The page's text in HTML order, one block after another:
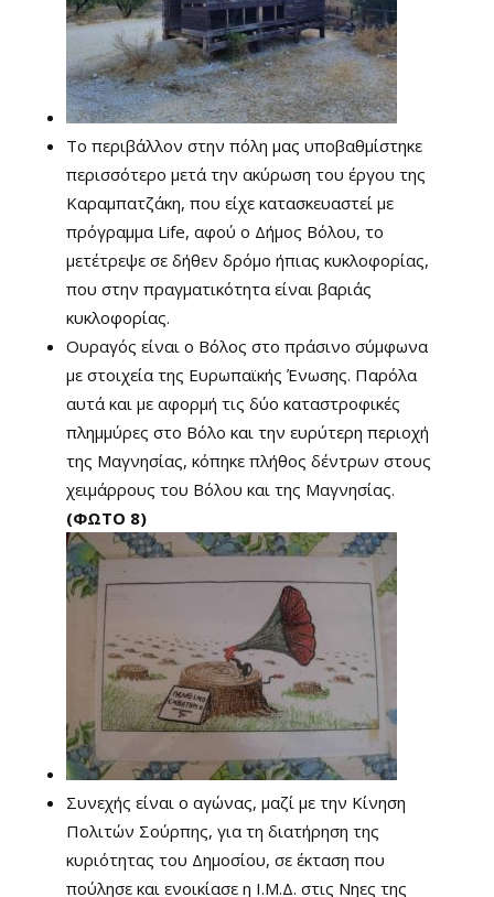
Το περιβάλλον στην πόλη μας υποβαθμίστηκε
περισσότερο μετά την ακύρωση του έργου της
Καραμπατζάκη, που είχε κατασκευαστεί με
πρόγραμμα Life, αφού ο Δήμος Βόλου, το
μετέτρεψε σε δήθεν δρόμο ήπιας κυκλοφορίας,
που στην πραγματικότητα είναι βαριάς
κυκλοφορίας.
Ουραγός είναι ο Βόλος στο πράσινο σύμφωνα
με στοιχεία της Ευρωπαϊκής Ένωσης. Παρόλα
αυτά και με αφορμή τις δύο καταστροφικές
πλημμύρες στο Βόλο και την ευρύτερη περιοχή
της Μαγνησίας, κόπηκε πλήθος δέντρων στους
χειμάρρους του Βόλου και της Μαγνησίας.
(ΦΩΤΟ 8)
Συνεχής είναι ο αγώνας, μαζί με την Κίνηση
Πολιτών Σούρπης, για τη διατήρηση της
κυριότητας του Δημοσίου, σε έκταση που
πούλησε και ενοικίασε η Ι.Μ.Δ. στις Νηες της